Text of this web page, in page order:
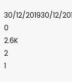
30/12/201930/12/
0
2.6K
2
1